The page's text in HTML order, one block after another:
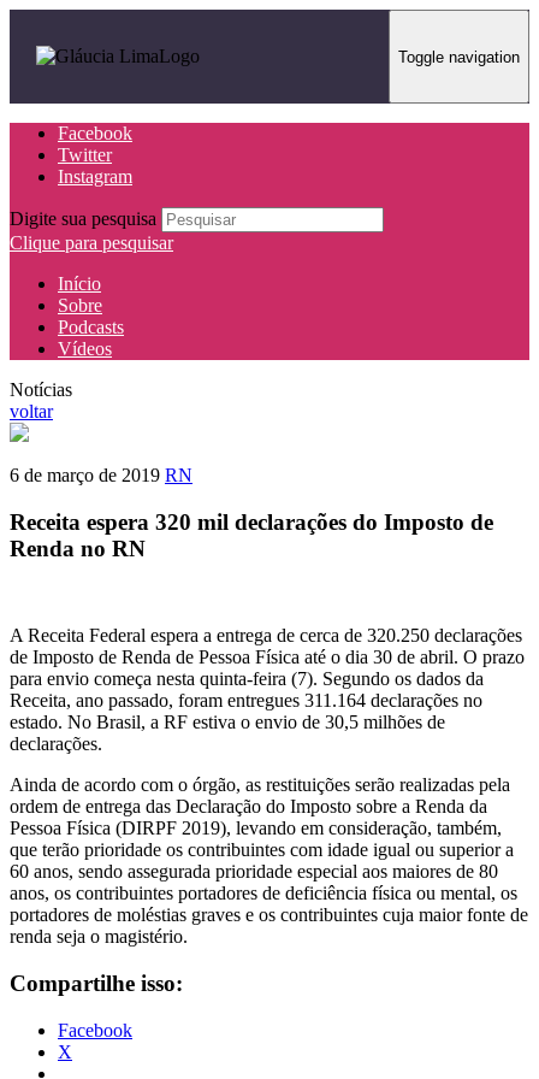
Toggle navigation
Facebook
Twitter
Instagram
Digite sua pesquisa
Clique para pesquisar
Início
Sobre
Podcasts
Vídeos
Notícias
voltar
6 de março de 2019 RN
Receita espera 320 mil declarações do Imposto de
Renda no RN
A Receita Federal espera a entrega de cerca de 320.250 declarações
de Imposto de Renda de Pessoa Física até o dia 30 de abril. O prazo
para envio começa nesta quinta-feira (7). Segundo os dados da
Receita, ano passado, foram entregues 311.164 declarações no
estado. No Brasil, a RF estiva o envio de 30,5 milhões de
declarações.
Ainda de acordo com o órgão, as restituições serão realizadas pela
ordem de entrega das Declaração do Imposto sobre a Renda da
Pessoa Física (DIRPF 2019), levando em consideração, também,
que terão prioridade os contribuintes com idade igual ou superior a
60 anos, sendo assegurada prioridade especial aos maiores de 80
anos, os contribuintes portadores de deficiência física ou mental, os
portadores de moléstias graves e os contribuintes cuja maior fonte de
renda seja o magistério.
Compartilhe isso:
Facebook
X